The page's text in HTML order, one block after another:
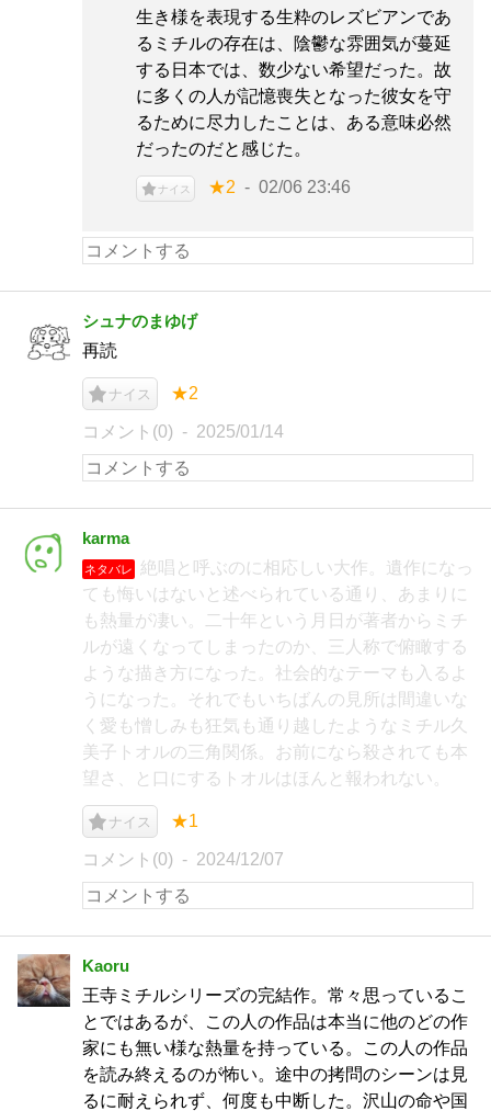
生き様を表現する生粋のレズビアンであ
るミチルの存在は、陰鬱な雰囲気が蔓延
する日本では、数少ない希望だった。故
に多くの人が記憶喪失となった彼女を守
るために尽力したことは、ある意味必然
だったのだと感じた。
ナイス ★2 02/06 23:46
シュナのまゆげ
再読
ナイス ★2
コメント(0) 2025/01/14
karma
ネタバレ
絶唱と呼ぶのに相応しい大作。遺作になっ
ても悔いはないと述べられている通り、あまりに
も熱量が凄い。二十年という月日が著者からミチ
ルが遠くなってしまったのか、三人称で俯瞰する
ような描き方になった。社会的なテーマも入るよ
うになった。それでもいちばんの見所は間違いな
く愛も憎しみも狂気も通り越したようなミチル久
美子トオルの三角関係。お前になら殺されても本
望さ、と口にするトオルはほんと報われない。
ナイス ★1
コメント(0) 2024/12/07
Kaoru
王寺ミチルシリーズの完結作。常々思っているこ
とではあるが、この人の作品は本当に他のどの作
家にも無い様な熱量を持っている。この人の作品
を読み終えるのが怖い。途中の拷問のシーンは見
るに耐えられず、何度も中断した。沢山の命や国